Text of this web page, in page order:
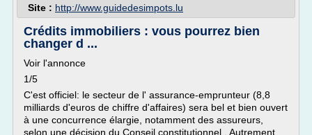
Site : http://www.guidedesimpots.lu
Crédits immobiliers : vous pourrez bien
changer d ...
Voir l'annonce
1/5
C'est officiel: le secteur de l' assurance-emprunteur (8,8
milliards d'euros de chiffre d'affaires) sera bel et bien ouvert
à une concurrence élargie, notamment des assureurs,
selon une décision du Conseil constitutionnel . Autrement